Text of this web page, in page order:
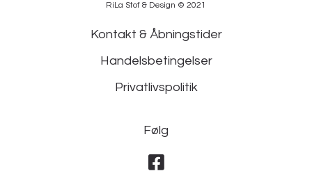
RiLa Stof & Design © 2021
Kontakt & Åbningstider
Handelsbetingelser
Privatlivspolitik
Følg